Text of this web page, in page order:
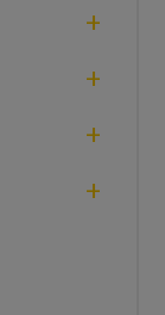
+
+
+
+